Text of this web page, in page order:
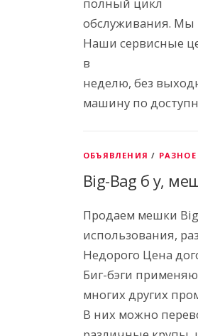
обслуживания. Мы
Наши сервисные
в
неделю, без
машину по
ОБЪЯВЛЕНИЯ / РАЗНОЕ
Big-Bag б у,
Продаем мешки
использования,
Недорого Цена
Биг-бэги
многих других
В них можно